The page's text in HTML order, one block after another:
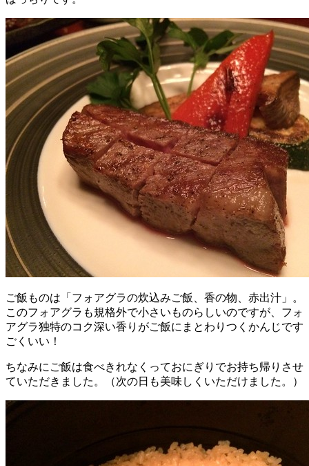
ご飯ものは「フォアグラの炊込みご飯、香の物、赤出汁」。
このフォアグラも規格外で小さいものらしいのですが、フォ
アグラ独特のコク深い香りがご飯にまとわりつくかんじです
ごくいい！
ちなみにご飯は食べきれなくっておにぎりでお持ち帰りさせ
ていただきました。（次の日も美味しくいただけました。）